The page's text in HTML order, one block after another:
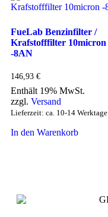
FueLab Benzinfilter /
Krafstofffilter 10micron
-8AN
146,93 €
Enthält 19% MwSt.
zzgl. Versand
Lieferzeit: ca. 10-14 Werktage
In den Warenkorb